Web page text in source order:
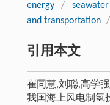
energy
/
and transportation /
引用本文
崔同慧,刘聪,高学
我国海上风电制氢